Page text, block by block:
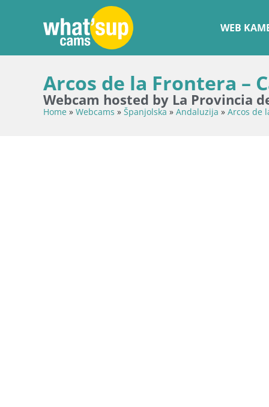
WEB
Arcos de la Frontera –
Webcam hosted by La Provincia
Home » Webcams » Španjolska » Andaluzija » Arcos de